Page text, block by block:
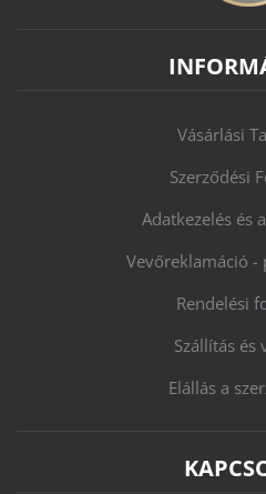
Vásárlási
Szerződési
Adatkezelés és
Vevőreklamáció -
Rendelési
Szállítás és
Elállás a